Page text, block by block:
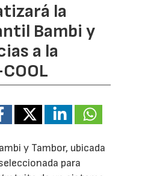
la
Bambi y
a la
y Tambor, ubicada
para